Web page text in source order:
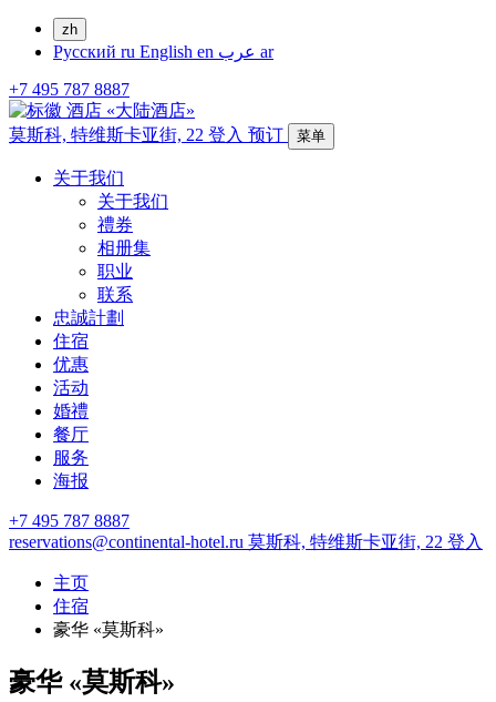
zh
Русский ru English en
ar
+7 495 787 8887
莫斯科, 特维斯卡亚街, 22 登入 预订 菜单
关于我们
关于我们
禮券
相册集
职业
联系
忠誠計劃
住宿
优惠
活动
婚禮
餐厅
服务
海报
+7 495 787 8887
reservations@continental-hotel.ru 莫斯科, 特维斯卡亚街, 22 登入
主页
住宿
豪华 «莫斯科»
豪华 «莫斯科»